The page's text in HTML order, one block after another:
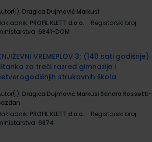
Dragica Dujmović Markusi
PROFIL KLETT d.o.o.
Registarski broj
6841-DOM
VREMEPLOV 3; (140 sati godišnje)
za treći razred gimnazije i
strukovnih škola
Dragica Dujmović Markusi Sandra Rossetti-
PROFIL KLETT d.o.o.
Registarski broj
6874